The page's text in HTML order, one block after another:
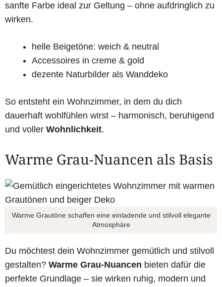
sanfte Farbe ideal zur Geltung – ohne aufdringlich zu
wirken.
helle Beigetöne: weich & neutral
Accessoires in creme & gold
dezente Naturbilder als Wanddeko
So entsteht ein Wohnzimmer, in dem du dich
dauerhaft wohlfühlen wirst – harmonisch, beruhigend
und voller Wohnlichkeit.
Warme Grau-Nuancen als Basis
Warme Grautöne schaffen eine einladende und stilvoll elegante
Atmosphäre
Du möchtest dein Wohnzimmer gemütlich und stilvoll
gestalten? Warme Grau-Nuancen bieten dafür die
perfekte Grundlage – sie wirken ruhig, modern und